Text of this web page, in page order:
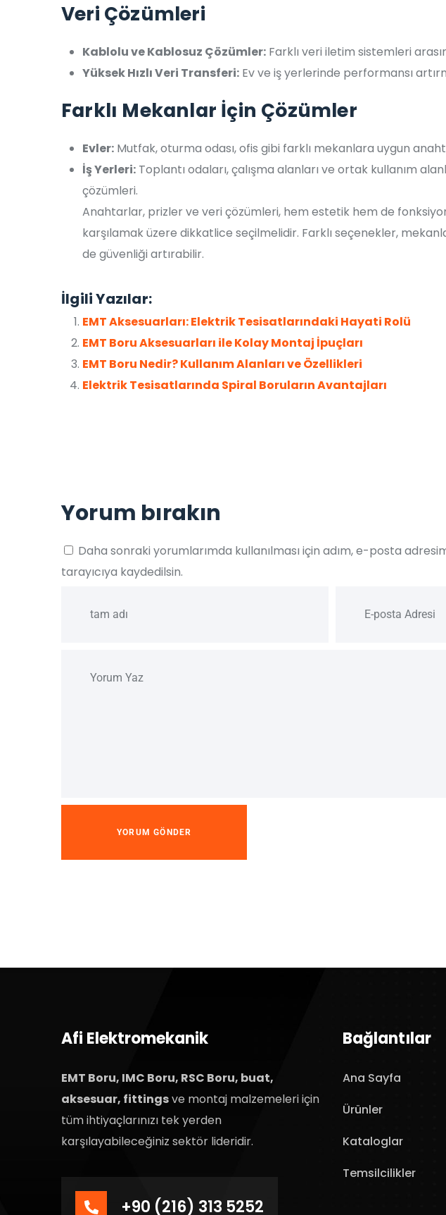
Veri Çözümleri
Kablolu ve Kablosuz Çözümler: Farklı veri iletim sistemleri
Yüksek Hızlı Veri Transferi: Ev ve iş yerlerinde performansı
Farklı Mekanlar İçin Çözümler
Evler: Mutfak, oturma odası, ofis gibi farklı mekanlara uygun
İş Yerleri: Toplantı odaları, çalışma alanları ve ortak kullanım
çözümleri.
Anahtarlar, prizler ve veri çözümleri, hem estetik hem de
karşılamak üzere dikkatlice seçilmelidir. Farklı seçenekler,
de güvenliği artırabilir.
İlgili Yazılar:
EMT Aksesuarları: Elektrik Tesisatlarındaki Hayati Rolü
EMT Boru Aksesuarları ile Kolay Montaj İpuçları
EMT Boru Nedir? Kullanım Alanları ve Özellikleri
Elektrik Tesisatlarında Spiral Boruların Avantajları
Yorum bırakın
Daha sonraki yorumlarımda kullanılması için adım, e-posta
tarayıcıya kaydedilsin.
Afi Elektromekanik
EMT Boru, IMC Boru, RSC Boru, buat,
aksesuar, fittingsve montaj malzemeleri için
tüm ihtiyaçlarınızı tek yerden
karşılayabileceğiniz sektör lideridir.
+90 (216) 313 5252
Bağlantılar
Ana Sayfa
Ürünler
Kataloglar
Temsilcilikler